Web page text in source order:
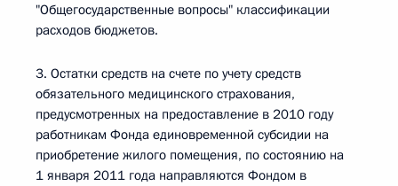
"Общегосударственные вопросы" классификации
расходов бюджетов.
3. Остатки средств на счете по учету средств
обязательного медицинского страхования,
предусмотренных на предоставление в 2010 году
работникам Фонда единовременной субсидии на
приобретение жилого помещения, по состоянию на
1 января 2011 года направляются Фондом в